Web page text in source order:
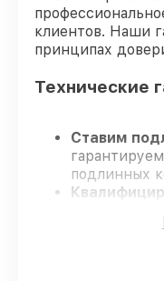
клиентов. Наши
принципах
Технические
Ставим
подлинных